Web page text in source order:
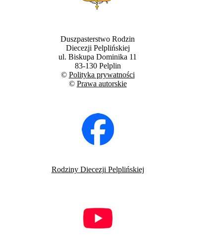
Duszpasterstwo Rodzin
Diecezji Pelplińskiej
ul. Biskupa Dominika 11
83-130 Pelplin
© Polityka prywatności
© Prawa autorskie
Rodziny Diecezji Pelplińskiej